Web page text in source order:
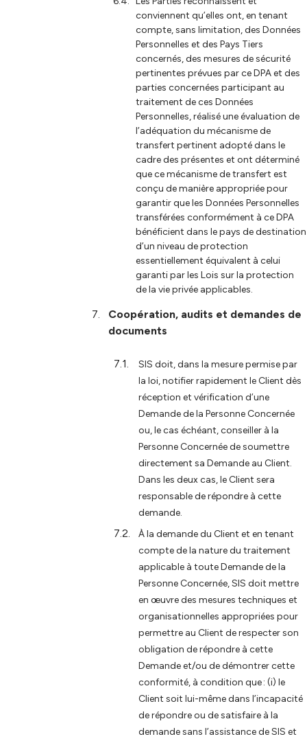
conviennent qu’elles ont, en tenant
compte, sans limitation, des Données
Personnelles et des Pays Tiers
concernés, des mesures de sécurité
pertinentes prévues par ce DPA et des
parties concernées participant au
traitement de ces Données
Personnelles, réalisé une évaluation de
l’adéquation du mécanisme de
transfert pertinent adopté dans le
cadre des présentes et ont déterminé
que ce mécanisme de transfert est
conçu de manière appropriée pour
garantir que les Données Personnelles
transférées conformément à ce DPA
bénéficient dans le pays de destination
d’un niveau de protection
essentiellement équivalent à celui
garanti par les Lois sur la protection
de la vie privée applicables.
Coopération, audits et demandes de
documents
SIS doit, dans la mesure permise par
la loi, notifier rapidement le Client dès
réception et vérification d’une
Demande de la Personne Concernée
ou, le cas échéant, conseiller à la
Personne Concernée de soumettre
directement sa Demande au Client.
Dans les deux cas, le Client sera
responsable de répondre à cette
demande.
À la demande du Client et en tenant
compte de la nature du traitement
applicable à toute Demande de la
Personne Concernée, SIS doit mettre
en œuvre des mesures techniques et
organisationnelles appropriées pour
permettre au Client de respecter son
obligation de répondre à cette
Demande et/ou de démontrer cette
conformité, à condition que : (i) le
Client soit lui-même dans l’incapacité
de répondre ou de satisfaire à la
demande sans l’assistance de SIS et